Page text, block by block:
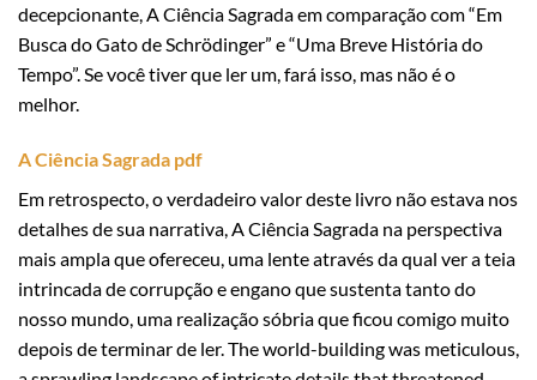
decepcionante, A Ciência Sagrada em comparação com “Em
Busca do Gato de Schrödinger” e “Uma Breve História do
Tempo”. Se você tiver que ler um, fará isso, mas não é o
melhor.
A Ciência Sagrada pdf
Em retrospecto, o verdadeiro valor deste livro não estava nos
detalhes de sua narrativa, A Ciência Sagrada na perspectiva
mais ampla que ofereceu, uma lente através da qual ver a teia
intrincada de corrupção e engano que sustenta tanto do
nosso mundo, uma realização sóbria que ficou comigo muito
depois de terminar de ler. The world-building was meticulous,